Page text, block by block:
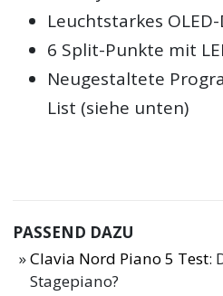
Leuchtstarkes
6 Split-Punkte mit
Neugestaltete
List (siehe unten)
PASSEND DAZU
Clavia Nord Piano 5 Test:
Stagepiano?